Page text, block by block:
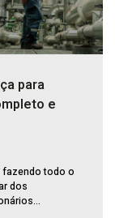
para
e
fazendo todo o
dos